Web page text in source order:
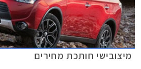
מיצובישי חותכת מחירים